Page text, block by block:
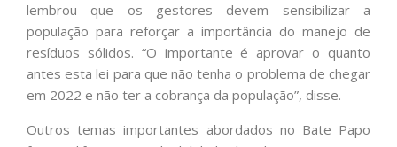
lembrou que os gestores devem sensibilizar a
população para reforçar a importância do manejo de
resíduos sólidos. “O importante é aprovar o quanto
antes esta lei para que não tenha o problema de chegar
em 2022 e não ter a cobrança da população”, disse.
Outros temas importantes abordados no Bate Papo